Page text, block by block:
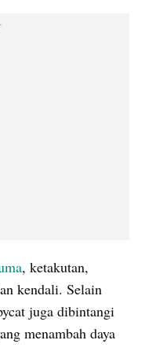
, ketakutan,
kendali. Selain
juga dibintangi
menambah daya